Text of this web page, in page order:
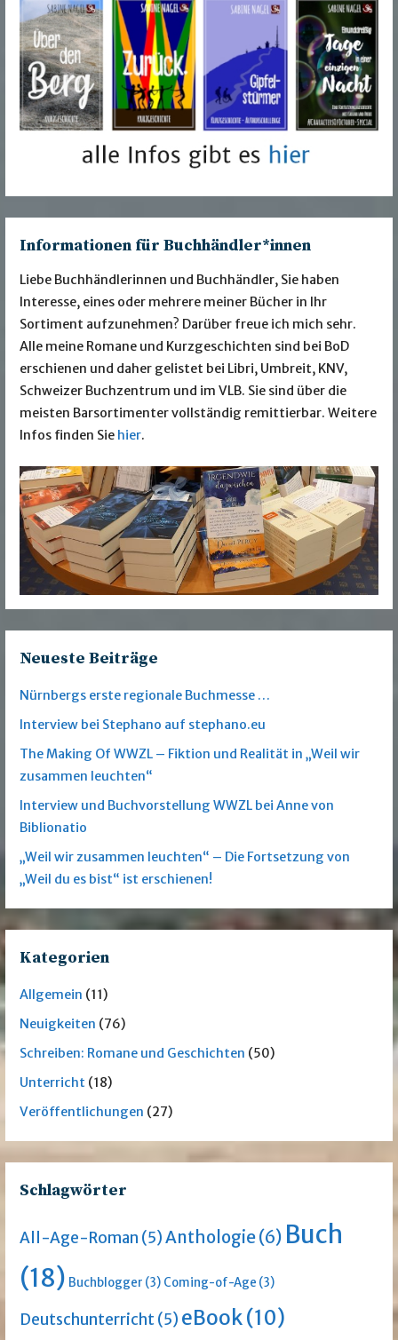
Informationen für Buchhändler*innen
Liebe Buchhändlerinnen und Buchhändler, Sie haben
Interesse, eines oder mehrere meiner Bücher in Ihr
Sortiment aufzunehmen? Darüber freue ich mich sehr.
Alle meine Romane und Kurzgeschichten sind bei BoD
erschienen und daher gelistet bei Libri, Umbreit, KNV,
Schweizer Buchzentrum und im VLB. Sie sind über die
meisten Barsortimenter vollständig remittierbar. Weitere
Infos finden Sie hier.
Neueste Beiträge
Nürnbergs erste regionale Buchmesse …
Interview bei Stephano auf stephano.eu
The Making Of WWZL – Fiktion und Realität in „Weil wir
zusammen leuchten“
Interview und Buchvorstellung WWZL bei Anne von
Biblionatio
„Weil wir zusammen leuchten“ – Die Fortsetzung von
„Weil du es bist“ ist erschienen!
Kategorien
Allgemein (11)
Neuigkeiten (76)
Schreiben: Romane und Geschichten (50)
Unterricht (18)
Veröffentlichungen (27)
Schlagwörter
All-Age-Roman (5)Anthologie(6) Buch
(18) Buchblogger (3) Coming-of-Age (3)
Deutschunterricht(5) eBook(10)